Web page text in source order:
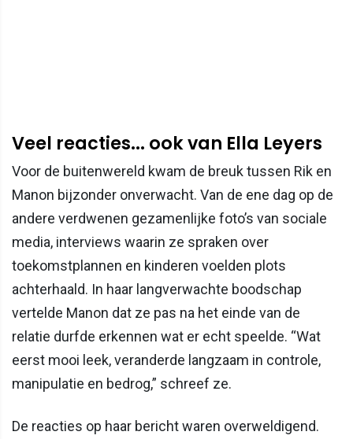
Veel reacties... ook van Ella Leyers
Voor de buitenwereld kwam de breuk tussen Rik en
Manon bijzonder onverwacht. Van de ene dag op de
andere verdwenen gezamenlijke foto’s van sociale
media, interviews waarin ze spraken over
toekomstplannen en kinderen voelden plots
achterhaald. In haar langverwachte boodschap
vertelde Manon dat ze pas na het einde van de
relatie durfde erkennen wat er echt speelde. “Wat
eerst mooi leek, veranderde langzaam in controle,
manipulatie en bedrog,” schreef ze.
De reacties op haar bericht waren overweldigend.